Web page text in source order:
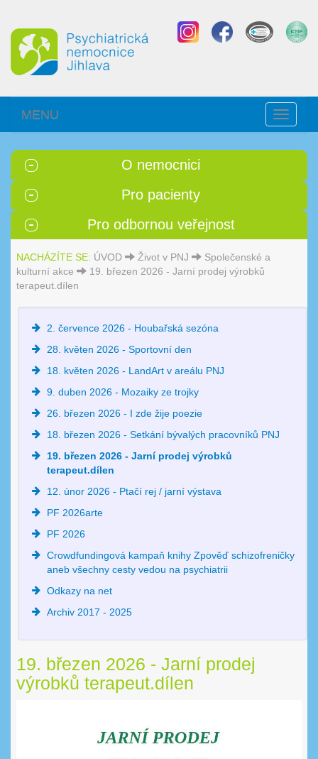
Toggle
MENU
O nemocnici
Pro pacienty
Pro odbornou veřejnost
NACHÁZÍTE SE: ÚVOD Život v PNJ
Společenské a
kulturní akce
19. březen 2026 - Jarní prodej výrobků
terapeut.dílen
2. července 2026 - Houbařská sezóna
28. květen 2026 - Sportovní den
18. květen 2026 - LandArt v areálu PNJ
9. duben 2026 - Mozaiky ze trojky
26. březen 2026 - I zde žije poezie
18. březen 2026 - Setkání bývalých pracovníků PNJ
19. březen 2026 - Jarní prodej výrobků
terapeut.dílen
12. únor 2026 - Ptačí rej / jarní výstava
PF 2026arte
PF 2026
Crowdfundingová kampaň knihy Zpověď schizofreničky
aneb všechny cesty vedou na psychiatrii
Odkazy na net
Archiv 2017 - 2025
19. březen 2026 - Jarní prodej
výrobků terapeut.dílen